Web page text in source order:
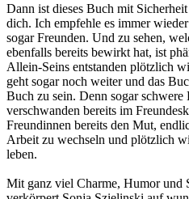
Dann ist dieses Buch mit
dich. Ich empfehle es immer
sogar Freunden. Und zu sehen,
ebenfalls bereits bewirkt hat, ist
Allein-Seins entstanden plötzlich
geht sogar noch weiter und das
Buch zu sein. Denn sogar schwere
verschwanden bereits im
Freundinnen bereits den Mut,
Arbeit zu wechseln und plötzlich
leben.
Mit ganz viel Charme, Humor und